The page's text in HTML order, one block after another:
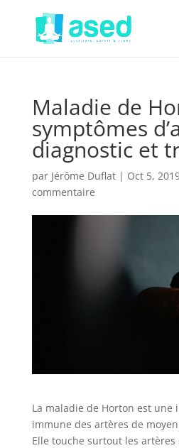
Maladie de
symptômes
diagnostic et
par Jérôme Duflat| Oct 5,
commentaire
La maladie de Horton est une
immune des artères de
Elle touche surtout les